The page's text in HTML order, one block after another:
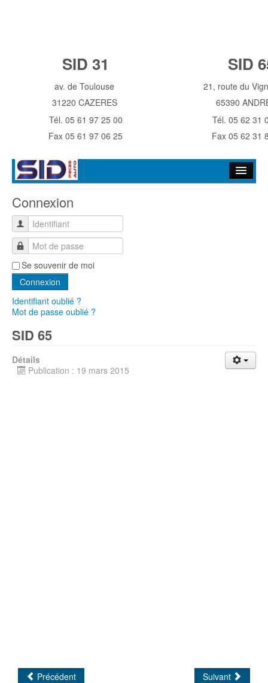
SID 31 SID
av. de Toulouse
31220 CAZERES
21, route du
65390
Tél. 05 61 97 25 00
Fax 05 61 97 06 25
Tél. 05 62 31
Fax 05 62 31
Historique
NOS MAGASINS
Connexion
Identifiant
Mot de passe
Se souvenir de moi
Connexion
Identifiant oublié ?
Mot de passe oublié ?
SID 65
Détails
Publication : 19 mars 2015
Précédent Suivant